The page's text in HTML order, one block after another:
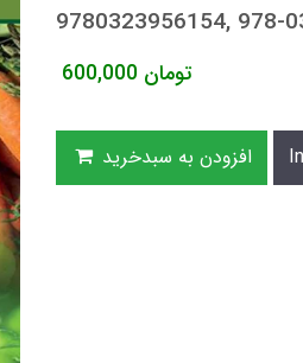
9780323956154, 978-
600,000 تومان
افزودن به سبدخرید